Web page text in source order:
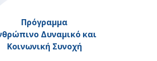
Πρόγραμμα
Δυναμικό και
Κοινωνική Συνοχή